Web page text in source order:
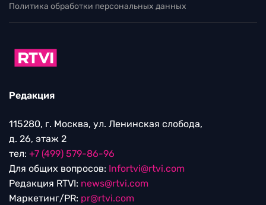
Политика обработки персональных данных
Редакция
115280, г. Москва, ул. Ленинская слобода,
д. 26, этаж 2
тел: +7 (499) 579-86-96
Для общих вопросов: Infortvi@rtvi.com
Редакция RTVI: news@rtvi.com
Маркетинг/PR: pr@rtvi.com